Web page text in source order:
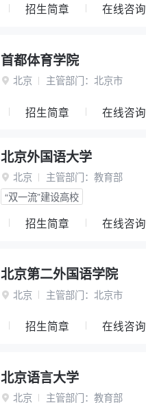
招生简章 在线咨询
首都体育学院
 北京 主管部门： 北京市
招生简章 在线咨询
北京外国语大学
 北京 主管部门： 教育部
“双一流”建设高校
招生简章 在线咨询
北京第二外国语学院
 北京 主管部门： 北京市
招生简章 在线咨询
北京语言大学
 北京 主管部门： 教育部